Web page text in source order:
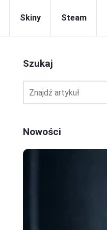
Skiny Steam
Szukaj
Nowości